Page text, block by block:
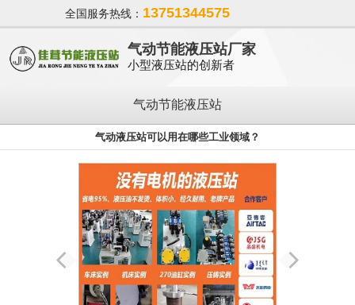
全国服务热线： 13751344575
气动节能液压站厂家
小型液压站的创新者
气动节能液压站
气动液压站可以用在哪些工业领域？